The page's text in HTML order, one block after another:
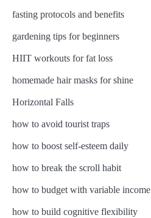
fasting protocols and benefits
gardening tips for beginners
HIIT workouts for fat loss
homemade hair masks for shine
Horizontal Falls
how to avoid tourist traps
how to boost self-esteem daily
how to break the scroll habit
how to budget with variable income
how to build cognitive flexibility